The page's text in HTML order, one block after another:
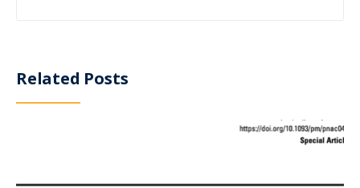
Related Posts